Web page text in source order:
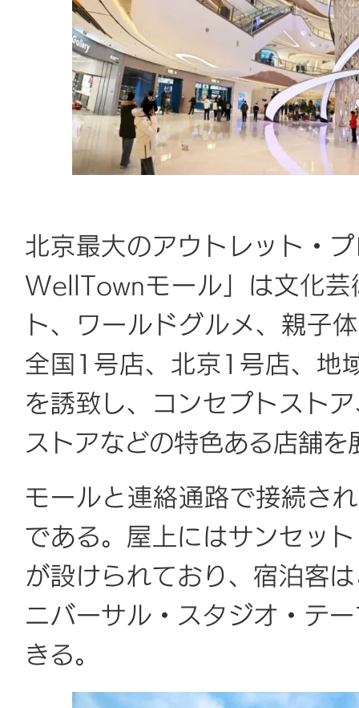
北京最大のアウトレット・
WellTownモール」は文化
ト、ワールドグルメ、親子
全国1号店、北京1号店、地
を誘致し、コンセプトスト
ストアなどの特色ある店舗を
モールと連絡通路で接続さ
である。屋上にはサンセッ
が設けられており、宿泊客
ニバーサル・スタジオ・テ
きる。